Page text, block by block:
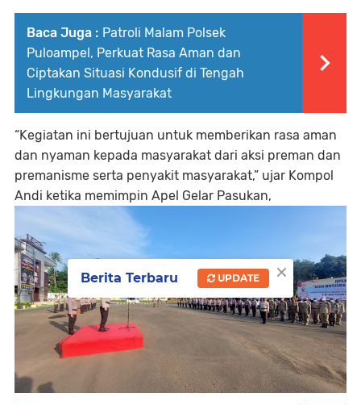
Baca Juga : Patroli Malam Polsek
Puloampel, Perkuat Rasa Aman dan
Ciptakan Situasi Kondusif di Tengah
Lingkungan Masyarakat
“Kegiatan ini bertujuan untuk memberikan rasa aman
dan nyaman kepada masyarakat dari aksi preman dan
premanisme serta penyakit masyarakat,” ujar Kompol
Andi ketika memimpin Apel Gelar Pasukan,
×
Berita Terbaru UPDATE